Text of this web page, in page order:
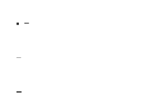
–
–
–